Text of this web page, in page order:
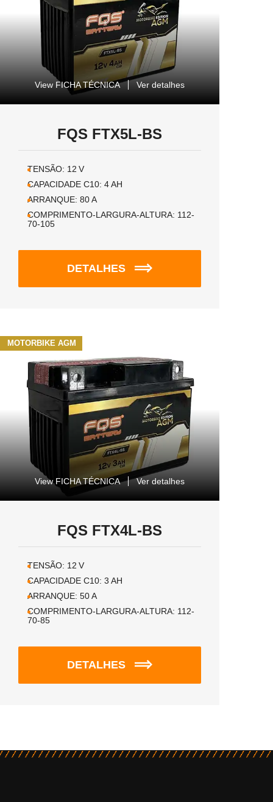
View FICHA TÉCNICA Ver detalhes
FQS FTX5L-BS
TENSÃO: 12 V
CAPACIDADE C10: 4AH
ARRANQUE: 80A
COMPRIMENTO-LARGURA-ALTURA: 112-
70-105
DETALHES
MOTORBIKE AGM
View FICHA TÉCNICA Ver detalhes
FQS FTX4L-BS
TENSÃO: 12 V
CAPACIDADE C10: 3 AH
ARRANQUE: 50A
COMPRIMENTO-LARGURA-ALTURA: 112-
70-85
DETALHES